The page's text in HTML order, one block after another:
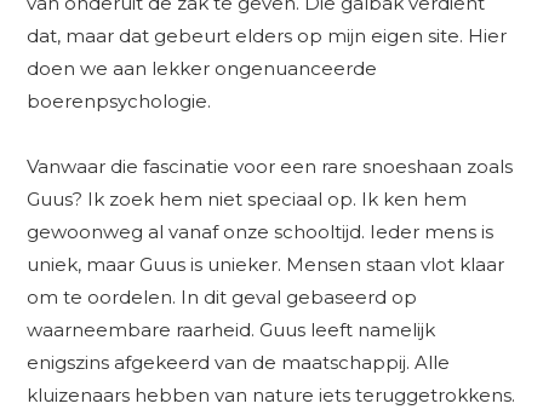
dat, maar dat gebeurt elders op mijn eigen site. Hier
doen we aan lekker ongenuanceerde
boerenpsychologie.
Vanwaar die fascinatie voor een rare snoeshaan zoals
Guus? Ik zoek hem niet speciaal op. Ik ken hem
gewoonweg al vanaf onze schooltijd. Ieder mens is
uniek, maar Guus is unieker. Mensen staan vlot klaar
om te oordelen. In dit geval gebaseerd op
waarneembare raarheid. Guus leeft namelijk
enigszins afgekeerd van de maatschappij. Alle
kluizenaars hebben van nature iets teruggetrokkens.